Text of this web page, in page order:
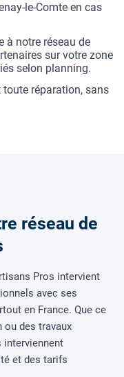
le-Comte en cas
à notre réseau de
sur votre zone
selon planning.
toute réparation, sans
réseau de
Pros intervient
avec ses
en France. Que ce
ou des travaux
interviennent
et des tarifs